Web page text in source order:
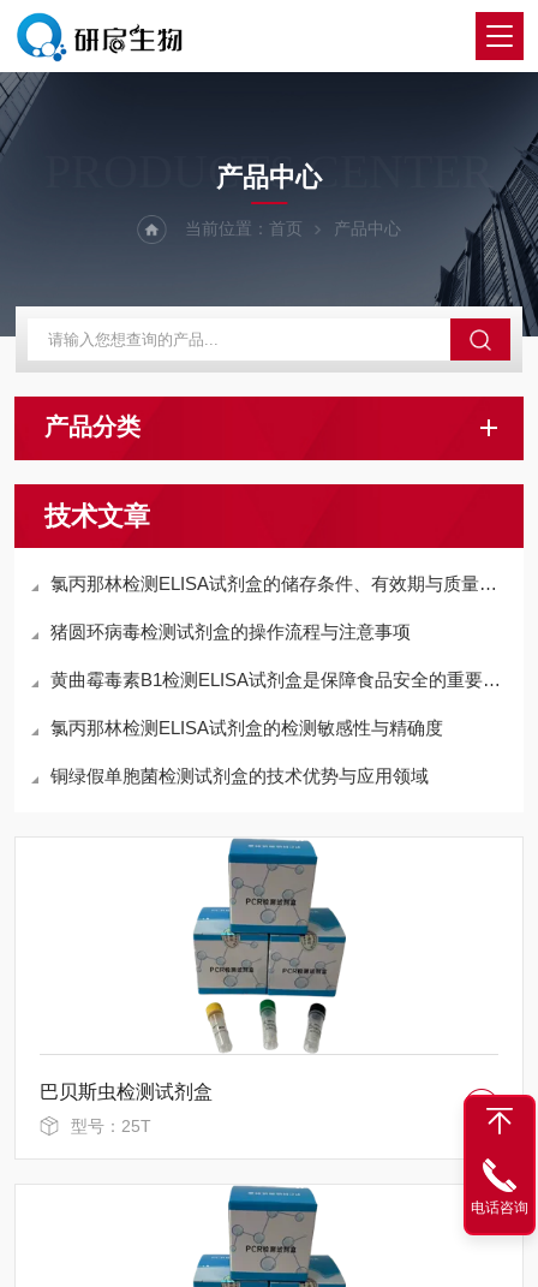
PRODUCTS CENTER
产品中心
当前位置： 首页 产品中心
产品分类
技术文章
氯丙那林检测ELISA试剂盒的储存条件、有效期与质量控制要点
猪圆环病毒检测试剂盒的操作流程与注意事项
黄曲霉毒素B1检测ELISA试剂盒是保障食品安全的重要工具
氯丙那林检测ELISA试剂盒的检测敏感性与精确度
铜绿假单胞菌检测试剂盒的技术优势与应用领域
巴贝斯虫检测试剂盒
型号：25T
电话咨询